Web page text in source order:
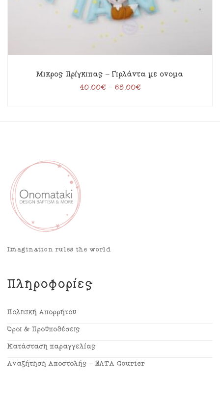
Μικρός Πρίγκιπας – Γιρλάντα με όνομα
40.00€ – 65.00€
Imagination rules the world
Πληροφορίες
Πολιτική Απορρήτου
Όροι & Προϋποθέσεις
Κατάσταση παραγγελίας
Αναζήτηση Αποστολής – ΕΛΤΑ Courier